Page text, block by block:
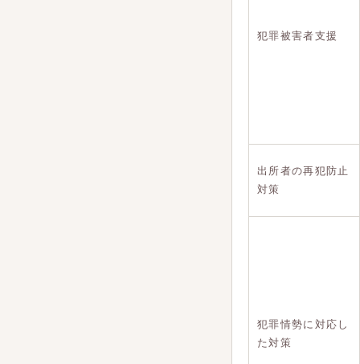
犯罪被害者支援
出所者の再犯防止
対策
犯罪情勢に対応し
た対策